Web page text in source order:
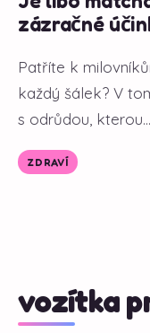
zázračné
Patříte k
každý šálek? V
s odrůdou, kterou...
ZDRAVÍ
vozítka